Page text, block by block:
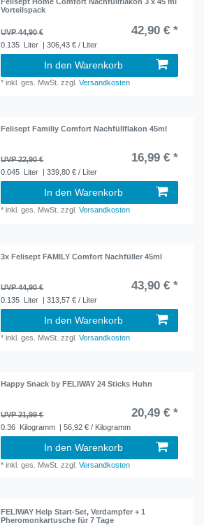
Vorteilspack
UVP 44,90 € 42,90 € *
0.135 Liter | 306,43 € / Liter
In den Warenkorb
*inkl. ges. MwSt. zzgl.Versandkosten
Felisept Familiy Comfort Nachfüllflakon 45ml
UVP 22,90 € 16,99 € *
0.045 Liter | 339,80 € / Liter
In den Warenkorb
*inkl. ges. MwSt. zzgl.Versandkosten
3x Felisept FAMILY Comfort Nachfüller 45ml
UVP 44,90 € 43,90 € *
0.135 Liter | 313,57 € / Liter
In den Warenkorb
*inkl. ges. MwSt. zzgl.Versandkosten
Happy Snack by FELIWAY 24 Sticks Huhn
UVP 21,99 € 20,49 € *
0.36 Kilogramm | 56,92 € / Kilogramm
In den Warenkorb
*inkl. ges. MwSt. zzgl.Versandkosten
FELIWAY Help Start-Set, Verdampfer + 1
Pheromonkartusche für 7 Tage